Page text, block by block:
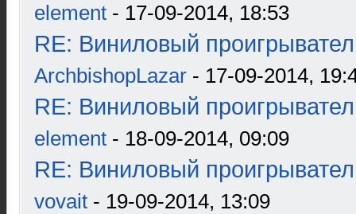
element - 17-09-2014, 18:53
RE: Виниловый
ArchbishopLazar - 17-09-2014,
RE: Виниловый
element - 18-09-2014, 09:09
RE: Виниловый
vovait - 19-09-2014, 13:09